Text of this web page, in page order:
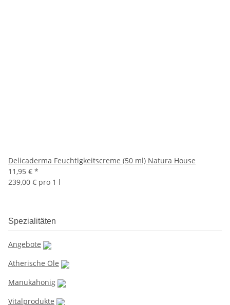
Delicaderma Feuchtigkeitscreme (50 ml) Natura House
11,95 € *
239,00 € pro 1 l
Spezialitäten
Angebote
Ätherische Öle
Manukahonig
Vitalprodukte